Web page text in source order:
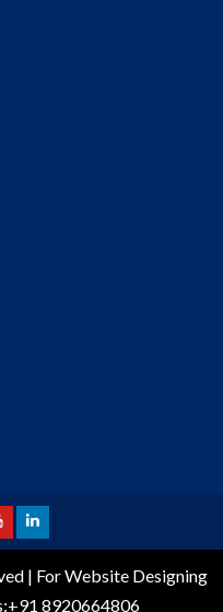
| For Website Designing
8920664806